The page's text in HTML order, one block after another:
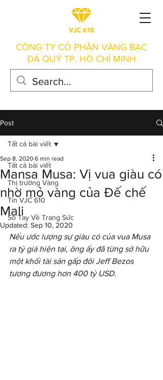
CÔNG TY CỔ PHẦN VÀNG BẠC
ĐÁ QUÝ TP. HỒ CHÍ MINH
Post
Tất cả bài viết
Thị trường Vàng
Tin VJC 610
Sổ Tay Về Trang Sức
Tất cả bài viết
Mansa Musa: Vị vua giàu có
nhờ mỏ vàng của Đế chế
Mali
Sep 8, 2020 6 min read
Updated: Sep 10, 2020
Nếu ước lượng sự giàu có của vua Musa
ra tỷ giá hiện tại, ông ấy đã từng sở hữu
một khối tài sản gấp đôi Jeff Bezos
tương đương hơn 400 tỷ USD.